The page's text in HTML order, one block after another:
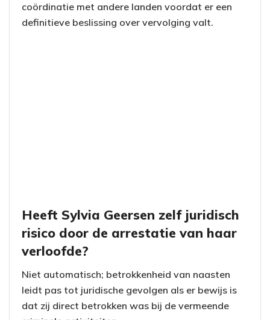
coördinatie met andere landen voordat er een
definitieve beslissing over vervolging valt.
Heeft Sylvia Geersen zelf juridisch
risico door de arrestatie van haar
verloofde?
Niet automatisch; betrokkenheid van naasten
leidt pas tot juridische gevolgen als er bewijs is
dat zij direct betrokken was bij de vermeende